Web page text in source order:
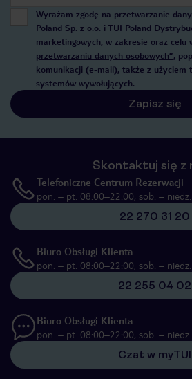
Wyrażam zgodę na przetwarzanie
Poland Sp. z o.o. i TUI Poland
marketingowych, w zakresie oraz celu
przetwarzaniu danych osobowych”,
komunikacji (e-mail), także z użyciem
systemów wywołujących.
Zapisz się
Skontaktuj się z
Telefoniczne Centrum Rezerwacji
pon. – pt. 08:00–22:00, sob. –
22 270 31 20
Biuro Obsługi Klienta
pon. – pt. 08:00–22:00, sob. –
22 255 04 02
Biuro Obsługi Klienta
pon. – pt. 08:00–22:00, sob. –
Czat w myTUI